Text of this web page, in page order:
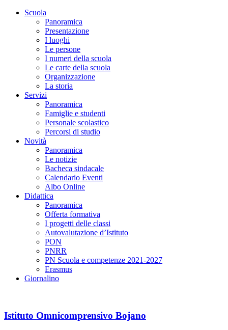
Scuola
Panoramica
Presentazione
I luoghi
Le persone
I numeri della scuola
Le carte della scuola
Organizzazione
La storia
Servizi
Panoramica
Famiglie e studenti
Personale scolastico
Percorsi di studio
Novità
Panoramica
Le notizie
Bacheca sindacale
Calendario Eventi
Albo Online
Didattica
Panoramica
Offerta formativa
I progetti delle classi
Autovalutazione d’Istituto
PON
PNRR
PN Scuola e competenze 2021-2027
Erasmus
Giornalino
Istituto Omnicomprensivo Bojano